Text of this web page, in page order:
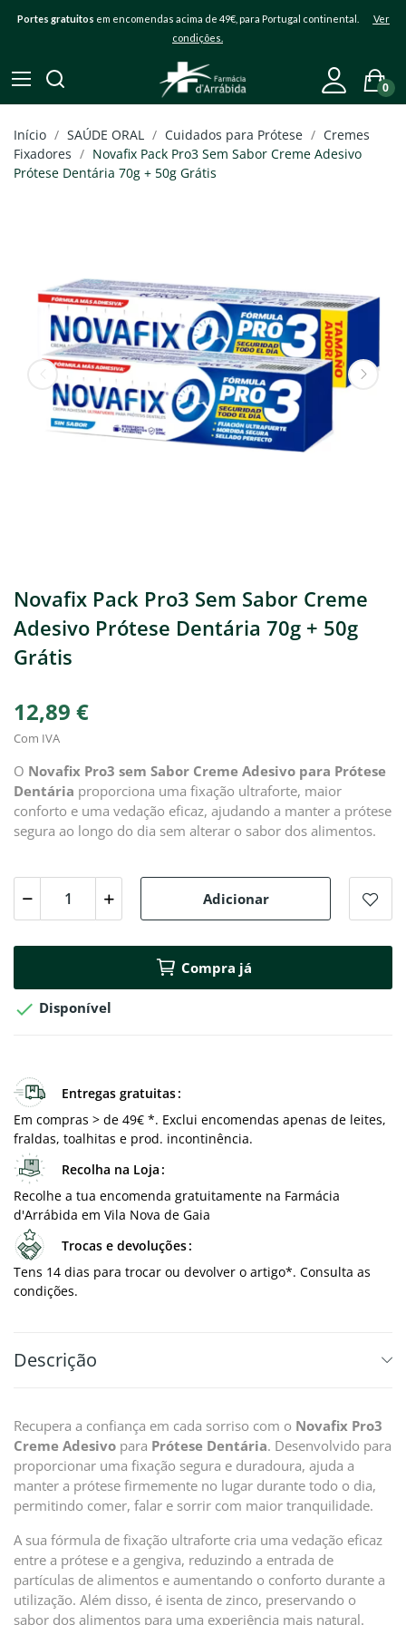
Portes gratuitos em encomendas acima de 49€, para Portugal continental. Ver
condições.
0
Início SAÚDE ORAL Cuidados para Prótese
Cremes
Fixadores
Novafix Pack Pro3 Sem Sabor Creme Adesivo
Prótese Dentária 70g + 50g Grátis
Novafix Pack Pro3 Sem Sabor Creme
Adesivo Prótese Dentária 70g + 50g
Grátis
12,89 €
Com IVA
O Novafix Pro3 sem Sabor Creme Adesivo para Prótese
Dentária proporciona uma fixação ultraforte, maior
conforto e uma vedação eficaz, ajudando a manter a prótese
segura ao longo do dia sem alterar o sabor dos alimentos.
Adicionar
Compra já
 Disponível
Entregas gratuitas
Em compras > de 49€ *. Exclui encomendas apenas de leites,
fraldas, toalhitas e prod. incontinência.
Recolha na Loja
Recolhe a tua encomenda gratuitamente na Farmácia
d'Arrábida em Vila Nova de Gaia
Trocas e devoluções
Tens 14 dias para trocar ou devolver o artigo*. Consulta as
condições.
Descrição
Recupera a confiança em cada sorriso com o Novafix Pro3
Creme Adesivo para Prótese Dentária. Desenvolvido para
proporcionar uma fixação segura e duradoura, ajuda a
manter a prótese firmemente no lugar durante todo o dia,
permitindo comer, falar e sorrir com maior tranquilidade.
A sua fórmula de fixação ultraforte cria uma vedação eficaz
entre a prótese e a gengiva, reduzindo a entrada de
partículas de alimentos e aumentando o conforto durante a
utilização. Além disso, é isenta de zinco, preservando o
sabor dos alimentos para uma experiência mais natural.